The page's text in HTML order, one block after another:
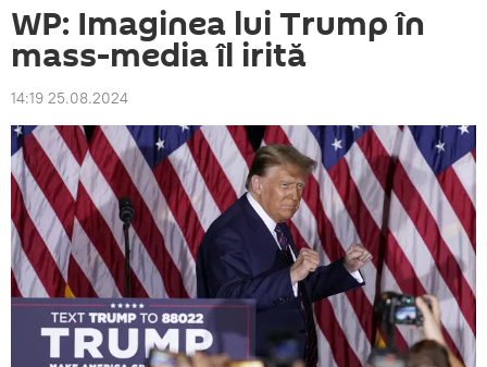
WP: Imaginea lui Trump în
mass-media îl irită
14:19 25.08.2024